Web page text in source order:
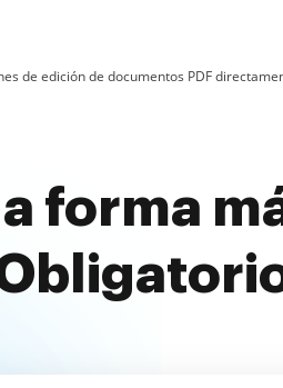
de edición de documentos PDF
forma